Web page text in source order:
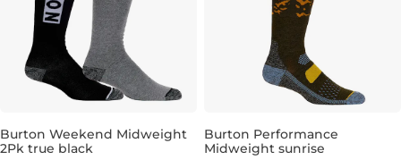
Burton Weekend Midweight
2Pk true black
Burton Performance
Midweight sunrise